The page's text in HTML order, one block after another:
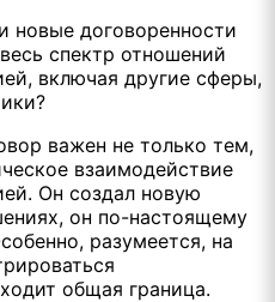
новые договоренности
спектр отношений
включая другие сферы,
важен не только тем,
взаимодействие
Он создал новую
он по-настоящему
разумеется, на
общая граница.